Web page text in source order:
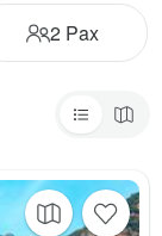
2 Pax